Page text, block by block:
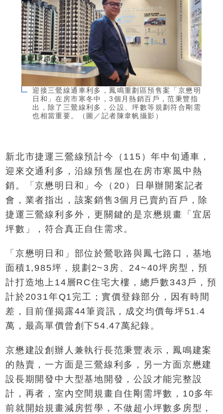
迎接三鶯線通車利多，鳳鳴重劃區預售案「京懋明
日和」在房市寒冬中，3個月熱銷百戶，范秉豐指
出，除了三鶯線利多，公設、坪數等規劃符合剛需
也相當重要。（圖／記者陳韋帆攝影）
新北市捷運三鶯線預計今（115）年中旬通車，
迎來交通利多，沿線預售屋也在房市寒風中熱
銷。「京懋明日和」今（20）日舉辦開案記者
會，業者指出，該案銷售3個月已賣約百戶，除
捷運三鶯線利多外，更關鍵的是京懋規畫「宜居
坪數」，符合真正自住需求。
「京懋明日和」部位於鶯歌路與鳳七路口，基地
面積1,985坪，規劃2~3房、24~40坪房型，預
計打造地上14層RC住宅大樓，總戶數343戶，預
計於2031年Q1完工；實價登錄部分，因有時間
差，目前僅揭露44筆資訊，成交均價每坪51.4
萬，最高單價曾創下54.47萬紀錄。
京懋建設創辦人兼執行長范秉豐表示，鳳鳴建案
的熱賣，一方面是三鶯線利多，另一方面京懋建
設長期開發中大型基地開發，公設才能完整設
計，再者，室內空間規畫自住剛需坪數，10多年
前就開始規畫減房哲學，不做超小坪數多房型，